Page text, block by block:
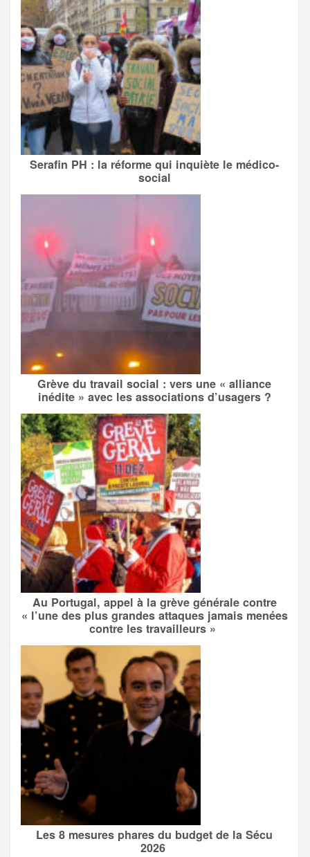
Serafin PH : la réforme qui inquiète le médico-
social
Grève du travail social : vers une « alliance
inédite » avec les associations d’usagers ?
Au Portugal, appel à la grève générale contre
« l’une des plus grandes attaques jamais menées
contre les travailleurs »
Les 8 mesures phares du budget de la Sécu
2026